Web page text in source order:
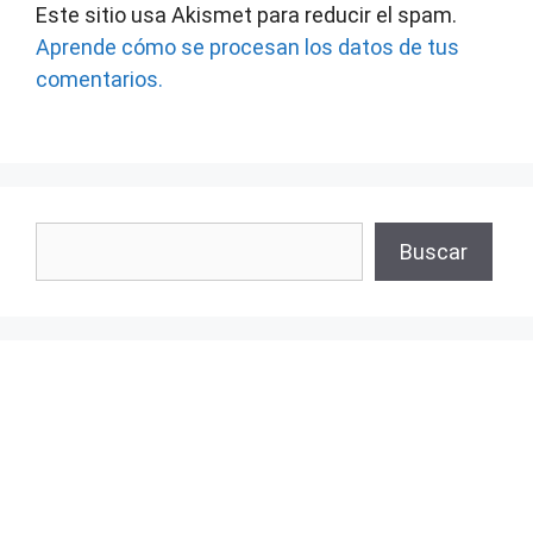
Este sitio usa Akismet para reducir el spam.
Aprende cómo se procesan los datos de tus
comentarios.
Buscar